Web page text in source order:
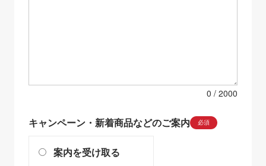
0
キャンペーン・新着商品などのご案内 必須
案内を受け取る